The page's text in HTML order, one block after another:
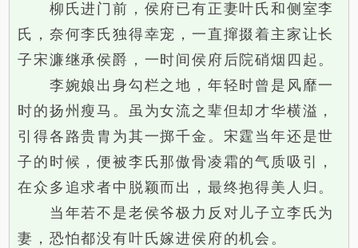
柳氏进门前，侯府已有正妻叶氏和侧室李
氏，奈何李氏独得幸宠，一直撺掇着主家让长
子宋濂继承侯爵，一时间侯府后院硝烟四起。
李婉娘出身勾栏之地，年轻时曾是风靡一
时的扬州瘦马。虽为女流之辈但却才华横溢，
引得各路贵胄为其一掷千金。宋霆当年还是世
子的时候，便被李氏那傲骨凌霜的气质吸引，
在众多追求者中脱颖而出，最终抱得美人归。
当年若不是老侯爷极力反对儿子立李氏为
妻，恐怕都没有叶氏嫁进侯府的机会。